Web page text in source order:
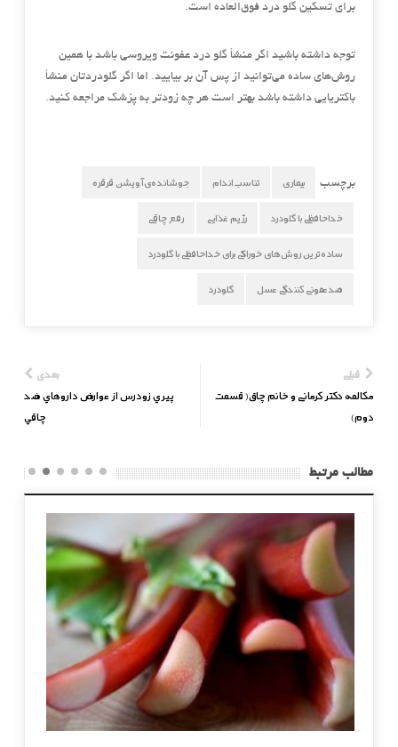
برای تسکین گلو درد فوق‌العاده است.
توجه داشته باشید اگر منشأ گلو درد عفونت ویروسی باشد با همین
روش‌های ساده می‌توانید از پس آن بر بیایید. اما اگر گلودردتان منشأ
باکتریایی داشته باشد بهتر است هر چه زودتر به پزشک مراجعه کنید.
برچسب بیماری تناسب اندام جوشانده‌ی آویشن قرقره
خداحافظی با گلودرد رژیم غذایی رفع چاقی
ساده‌ترین روش‌های خوراکی برای خداحافظی با گلودرد
ضدعفونی کنندگی عسل گلودرد
قبلی
مکالمه دکتر کرمانی و خانم چاق( قسمت
دوم)
بعدی
پيري زودرس از عوارض داروهاي ضد
چاقي
مطالب مرتبط